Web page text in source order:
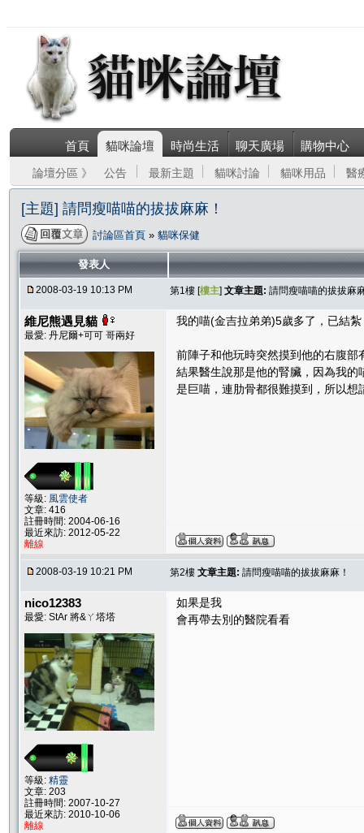
首頁 貓咪論壇 時尚生活 聊天廣場 購物中心
論壇分區 》 公告 最新主題 貓咪討論 貓咪用品 醫
[主題] 請問瘦喵喵的拔拔麻麻！
討論區首頁 » 貓咪保健
發表人
2008-03-19 10:13 PM 第1樓 [樓主] 文章主題: 請問瘦喵喵的拔拔麻
維尼熊遇見貓
最愛: 丹尼爾+可可 哥兩好
等級: 風雲使者
文章: 416
註冊時間: 2004-06-16
最近來訪: 2012-05-22
離線
我的喵(金吉拉弟弟)5歲多了，已結
前陣子和他玩時突然摸到他的右腹
結果醫生說那是他的腎臟，因為我
是巨喵，連肋骨都很難摸到，所以
2008-03-19 10:21 PM 第2樓 文章主題: 請問瘦喵喵的拔拔麻麻！
nico12383
最愛: StAr 將&ㄚ塔塔
等級: 精靈
文章: 203
註冊時間: 2007-10-27
最近來訪: 2010-10-06
離線
如果是我
會再帶去別的醫院看看